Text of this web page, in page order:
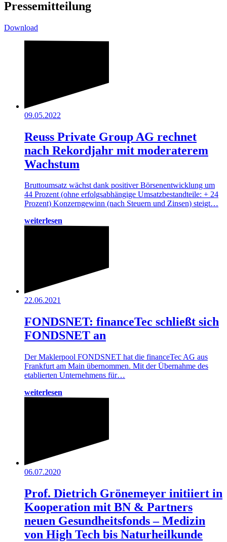
Pressemitteilung
Download
09.05.2022
Reuss Private Group AG rechnet
nach Rekordjahr mit moderaterem
Wachstum
Bruttoumsatz wächst dank positiver Börsenentwicklung um
44 Prozent (ohne erfolgsabhängige Umsatzbestandteile: + 24
Prozent) Konzerngewinn (nach Steuern und Zinsen) steigt…
weiterlesen
22.06.2021
FONDSNET: financeTec schließt sich
FONDSNET an
Der Maklerpool FONDSNET hat die financeTec AG aus
Frankfurt am Main übernommen. Mit der Übernahme des
etablierten Unternehmens für…
weiterlesen
06.07.2020
Prof. Dietrich Grönemeyer initiiert in
Kooperation mit BN & Partners
neuen Gesundheitsfonds – Medizin
von High Tech bis Naturheilkunde